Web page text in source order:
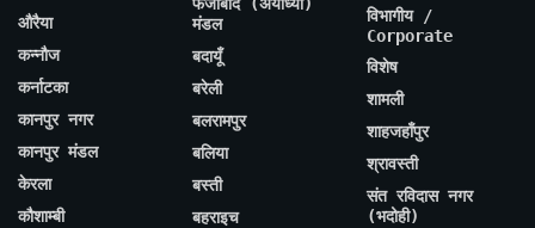
औरैया
कन्नौज
कर्नाटका
कानपुर नगर
कानपुर मंडल
केरला
कौशाम्बी
मंडल
बदायूँ
बरेली
बलरामपुर
बलिया
बस्ती
बहराइच
विभागीय /
Corporate
विशेष
शामली
शाहजहाँपुर
श्रावस्ती
संत रविदास नगर
(भदोही)